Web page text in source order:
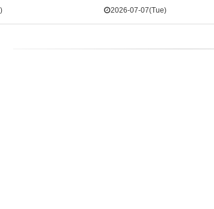
2026-07-07(Tue)